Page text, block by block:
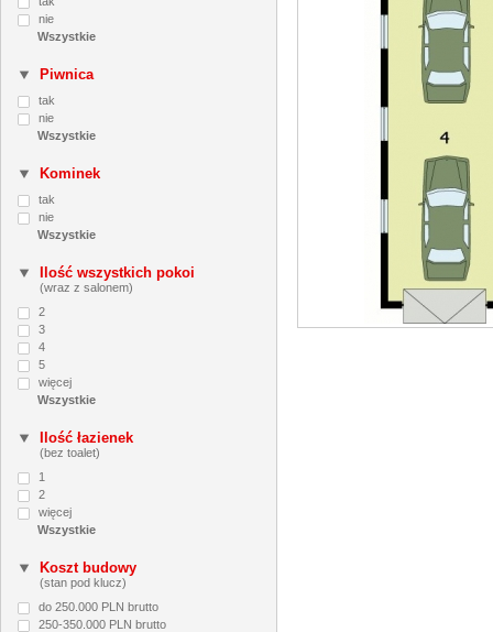
nie
Piwnica
tak
nie
Kominek
tak
nie
Ilość wszystkich pokoi
(wraz z salonem)
2
3
4
5
więcej
Ilość łazienek
(bez toalet)
1
2
więcej
Koszt budowy
(stan pod klucz)
do 250.000 PLN brutto
250-350.000 PLN brutto